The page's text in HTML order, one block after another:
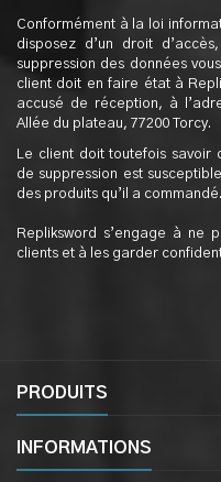
Conformément à la loi
disposez d’un droit
suppression des données
client doit en faire état à
accusé de réception, à
Allée du plateau, 77200 Torcy.
Le client doit toutefois savoir
de suppression est
des produits qu’il a commandé.
Repliksword s’engage à ne
clients et à les garder
PRODUITS
INFORMATIONS